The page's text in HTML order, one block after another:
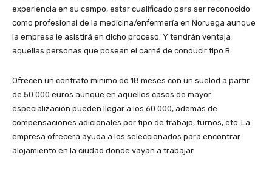
experiencia en su campo, estar cualificado para ser reconocido
como profesional de la medicina/enfermería en Noruega aunque
la empresa le asistirá en dicho proceso. Y tendrán ventaja
aquellas personas que posean el carné de conducir tipo B.
Ofrecen un contrato mínimo de 18 meses con un suelod a partir
de 50.000 euros aunque en aquellos casos de mayor
especialización pueden llegar a los 60.000, además de
compensaciones adicionales por tipo de trabajo, turnos, etc. La
empresa ofrecerá ayuda a los seleccionados para encontrar
alojamiento en la ciudad donde vayan a trabajar